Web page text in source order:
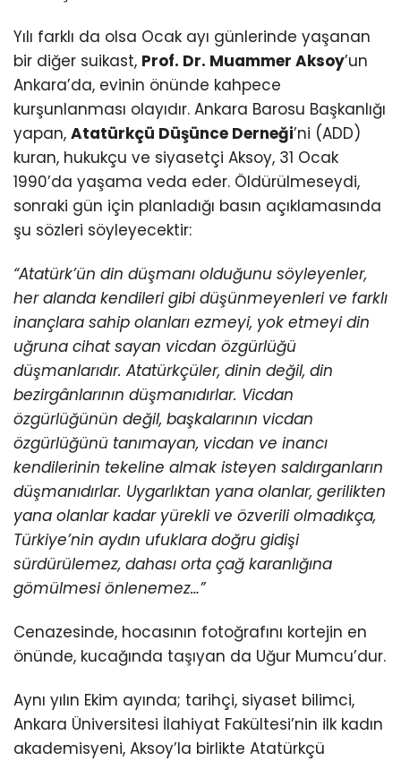
Yılı farklı da olsa Ocak ayı günlerinde yaşanan
bir diğer suikast, Prof. Dr. Muammer Aksoy’un
Ankara’da, evinin önünde kahpece
kurşunlanması olayıdır. Ankara Barosu Başkanlığı
yapan, Atatürkçü Düşünce Derneği’ni (ADD)
kuran, hukukçu ve siyasetçi Aksoy, 31 Ocak
1990’da yaşama veda eder. Öldürülmeseydi,
sonraki gün için planladığı basın açıklamasında
şu sözleri söyleyecektir:
“Atatürk’ün din düşmanı olduğunu söyleyenler,
her alanda kendileri gibi düşünmeyenleri ve farklı
inançlara sahip olanları ezmeyi, yok etmeyi din
uğruna cihat sayan vicdan özgürlüğü
düşmanlarıdır. Atatürkçüler, dinin değil, din
bezirgânlarının düşmanıdırlar. Vicdan
özgürlüğünün değil, başkalarının vicdan
özgürlüğünü tanımayan, vicdan ve inancı
kendilerinin tekeline almak isteyen saldırganların
düşmanıdırlar. Uygarlıktan yana olanlar, gerilikten
yana olanlar kadar yürekli ve özverili olmadıkça,
Türkiye’nin aydın ufuklara doğru gidişi
sürdürülemez, dahası orta çağ karanlığına
gömülmesi önlenemez…”
Cenazesinde, hocasının fotoğrafını kortejin en
önünde, kucağında taşıyan da Uğur Mumcu’dur.
Aynı yılın Ekim ayında; tarihçi, siyaset bilimci,
Ankara Üniversitesi İlahiyat Fakültesi’nin ilk kadın
akademisyeni, Aksoy’la birlikte Atatürkçü